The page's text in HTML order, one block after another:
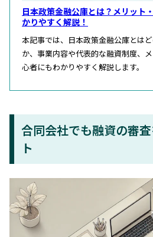
日本政策金融公庫とは？メリット
かりやすく解説！
本記事では、日本政策金融公庫とは
か、事業内容や代表的な融資制度、
心者にもわかりやすく解説します。
合同会社でも融資の審
ト